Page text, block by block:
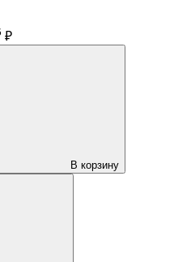
₽
В корзину